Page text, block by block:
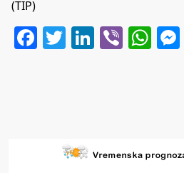
(TIP)
Facebook
TwitterViber